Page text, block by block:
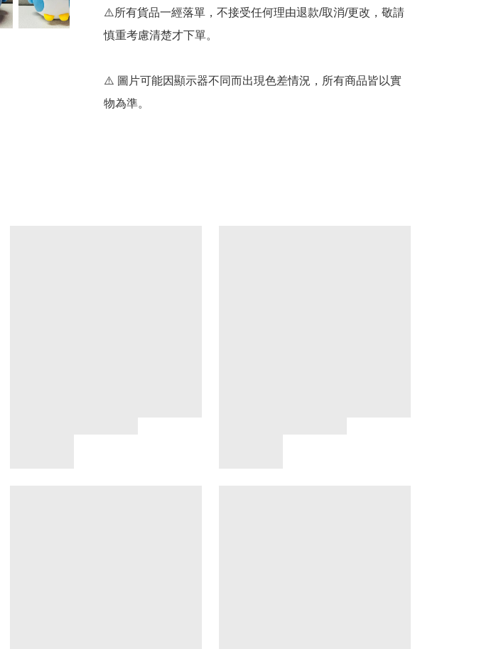
⚠️所有貨品一經落單，不接受任何理由退款/取消/更改，敬請
慎重考慮清楚才下單。
⚠️ 圖片可能因顯示器不同而出現色差情況，所有商品皆以實
物為準。